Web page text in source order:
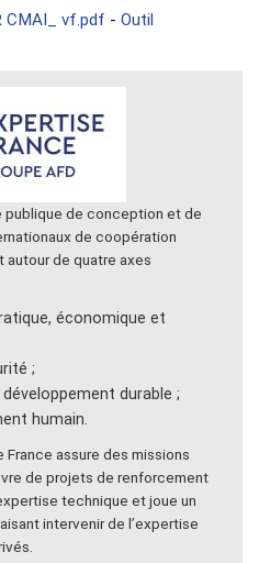
CMAI_ vf.pdf - Outil
publique de conception et de
de coopération
autour de quatre axes
économique et
;
durable ;
humain.
France assure des missions
de projets de renforcement
technique et joue un
intervenir de l’expertise